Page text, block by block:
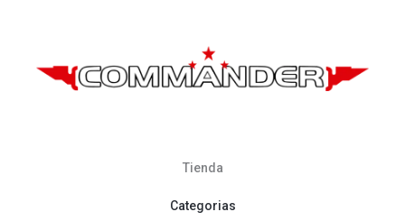
Tienda
Categorias